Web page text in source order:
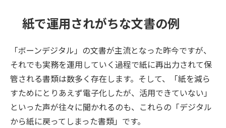
紙で運用されがちな文書の例
「ボーンデジタル」の文書が主流となった昨今ですが、
それでも実務を運用していく過程で紙に再出力されて保
管される書類は数多く存在します。そして、「紙を減ら
すためにとりあえず電子化したが、活用できていない」
といった声が往々に聞かれるのも、これらの「デジタル
から紙に戻ってしまった書類」です。